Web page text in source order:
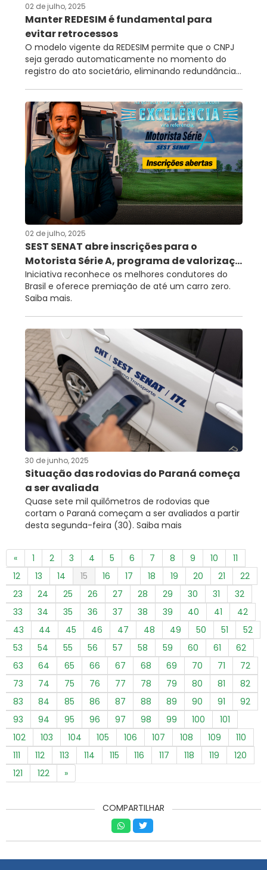
02 de julho, 2025
Manter REDESIM é fundamental para
evitar retrocessos
O modelo vigente da REDESIM permite que o CNPJ
seja gerado automaticamente no momento do
registro do ato societário, eliminando redundância...
02 de julho, 2025
SEST SENAT abre inscrições para o
Motorista Série A, programa de valorizaç...
Iniciativa reconhece os melhores condutores do
Brasil e oferece premiação de até um carro zero.
Saiba mais.
30 de junho, 2025
Situação das rodovias do Paraná começa
a ser avaliada
Quase sete mil quilômetros de rodovias que
cortam o Paraná começam a ser avaliados a partir
desta segunda-feira (30). Saiba mais
« 1 2 3 4 5 6 7 8 9 10
11
12
13 14 15 16 17 18 19 20 21
22
23
24 25 26 27 28 29 30 31
32
33
34 35 36 37 38 39 40 41
42
43
44 45 46 47 48 49 50 51
52
53
54 55 56 57 58 59 60 61
62
63
64 65 66 67 68 69 70 71
72
73
74 75 76 77 78 79 80 81
82
83
84 85 86 87 88 89 90 91
92
93
94 95 96 97 98 99 100
101
102
103 104 105 106 107 108 109
110
111
112 113 114 115 116 117 118 119
120
121
122 »
COMPARTILHAR